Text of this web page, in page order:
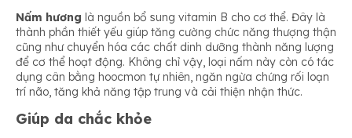
Nấm hương là nguồn bổ sung vitamin B cho cơ thể. Đây là
thành phần thiết yếu giúp tăng cường chức năng thượng thận
cũng như chuyển hóa các chất dinh dưỡng thành năng lượng
để cơ thể hoạt động. Không chỉ vậy, loại nấm này còn có tác
dụng cân bằng hoocmon tự nhiên, ngăn ngừa chứng rối loạn
trí não, tăng khả năng tập trung và cải thiện nhận thức.
Giúp da chắc khỏe